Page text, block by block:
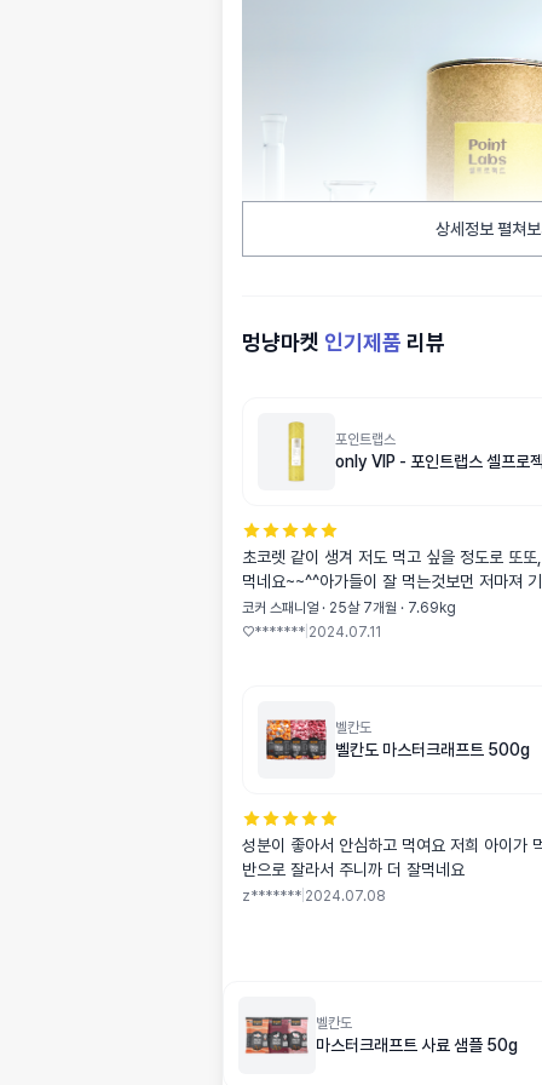
상세정보 펼쳐
멍냥마켓 인기제품 리뷰
포인트랩스
only VIP - 포인트랩스 셀프로
초코렛 같이 생겨 저도 먹고 싶을 정도로 또
먹네요~~^^아가들이 잘 먹는것보먼 저마져
코커 스패니얼 · 25살 7개월 · 7.69kg
♡******* 2024.07.11
벨칸도
벨칸도 마스터크래프트 500g
성분이 좋아서 안심하고 먹여요 저희 아이가
반으로 잘라서 주니까 더 잘먹네요
z******* 2024.07.08
벨칸도
마스터크래프트 사료 샘플 50g